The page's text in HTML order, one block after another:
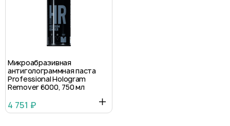
Микроабразивная
антиголограммная паста
Professional Hologram
Remover 6000, 750 мл
4 751 ₽